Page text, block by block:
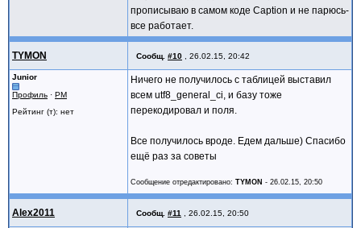
прописываю в самом коде Caption и не парюсь-
все работает.
TYMON Сообщ. #10 26.02.15, 20:42
Junior
Профиль · PM
Рейтинг (т): нет
Ничего не получилось с таблицей выставил
всем utf8_general_ci, и базу тоже
перекодировал и поля.
Все получилось вроде. Едем дальше) Спасибо
ещё раз за советы
Сообщение отредактировано: TYMON - 26.02.15, 20:50
Alex2011 Сообщ. #11 26.02.15, 20:50